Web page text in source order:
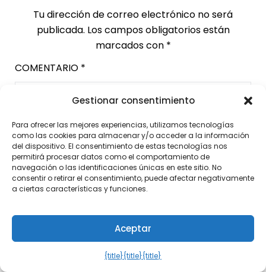
Tu dirección de correo electrónico no será
publicada. Los campos obligatorios están
marcados con *
COMENTARIO *
CORREO ELECTRÓNICO
Gestionar consentimiento
Para ofrecer las mejores experiencias, utilizamos tecnologías
como las cookies para almacenar y/o acceder a la información
del dispositivo. El consentimiento de estas tecnologías nos
permitirá procesar datos como el comportamiento de
navegación o las identificaciones únicas en este sitio. No
consentir o retirar el consentimiento, puede afectar negativamente
a ciertas características y funciones.
Aceptar
{title}{title}{title}